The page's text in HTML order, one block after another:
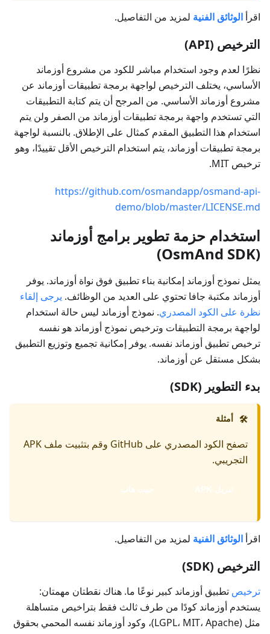
اقرأ الوثائق الفنية لمزيد من التفاصيل.
الترخيص (API)
نظرًا لعدم وجود استخدام مباشر للكود من مشروع أوزماند
الأساسي، يختلف الترخيص لواجهة برمجة تطبيقات أوزماند عن
مشروع أوزماند الأساسي. من المرجح أن يتم كتابة التطبيقات
التي تستخدم واجهة برمجة تطبيقات أوزماند من الصفر ولن يتم
استخدام هذا التطبيق المقدم كمثال على الإطلاق. بالنسبة لواجهة
برمجة تطبيقات أوزماند، يتم استخدام الترخيص الأقل تقييدًا، وهو
ترخيص MIT.
https://github.com/osmandapp/osmand-api-
demo/blob/master/LICENSE.md
استخدام حزمة تطوير برامج أوزماند
(OsmAnd SDK)
يمثل نموذج أوزماند إمكانية بناء تطبيق فوق نواة أوزماند. يوفر
أوزماند مكتبة جافا تحتوي على العديد من الوظائف. يرجى إلقاء
نظرة على الكود المصدري. نموذج أوزماند ليس حالة استخدام
لواجهة برمجة التطبيقات وترخيص نموذج أوزماند هو نفسه
ترخيص تطبيق أوزماند نفسه. يوفر إمكانية تجميع وتوزيع التطبيق
بشكل مستقل عن أوزماند.
بدء التطوير (SDK)
🛠️ أمثلة
تصفح الكود المصدري على GitHub وقم بتثبيت ملف APK
التجريبي.
تنزيل APK جيت هاب
اقرأ الوثائق الفنية لمزيد من التفاصيل.
الترخيص (SDK)
ترخيص تطبيق أوزماند كبير نوعًا ما. هناك نقطتان مهمتان:
يستخدم أوزماند كودًا من طرف ثالث فقط بتراخيص متساهلة
مثل (LGPL، MIT، Apache)، وكود أوزماند نفسه المحمي بحقوق